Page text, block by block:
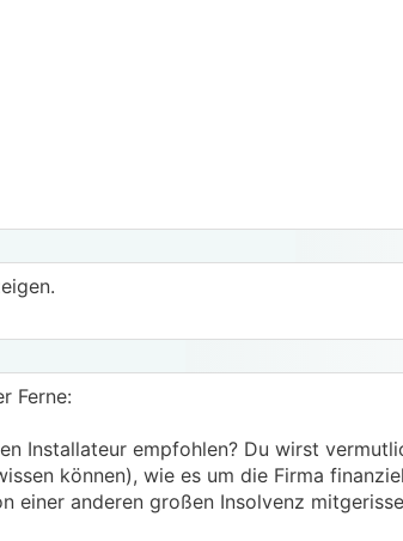
Ferne:
Installateur empfohlen? Du wirst
können), wie es um die Firma
einer anderen großen Insolvenz